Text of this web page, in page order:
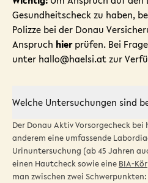
Gesundheitscheckzu haben,
Polizze bei der Donau
Anspruch hierprüfen. Bei
unter hallo@haelsi.atzur
Welche Untersuchungen sind
Der Donau Aktiv Vorsorgecheck
anderem eine umfassende
Urinuntersuchung (ab 45 Jahren
einen Hautcheck sowie eine BIA-
man zwischen zwei Schwerpunkten: